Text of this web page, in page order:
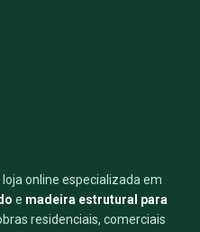
online especializada em
e madeira estrutural para
residenciais, comerciais